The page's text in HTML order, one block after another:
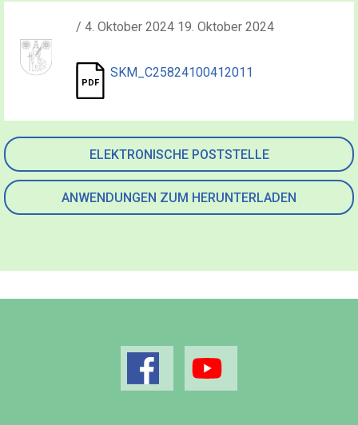
ELEKTRONISCHE POSTSTELLE
ANWENDUNGEN ZUM HERUNTERLADEN
/ 4. Oktober 2024 19. Oktober 2024
SKM_C25824100412011